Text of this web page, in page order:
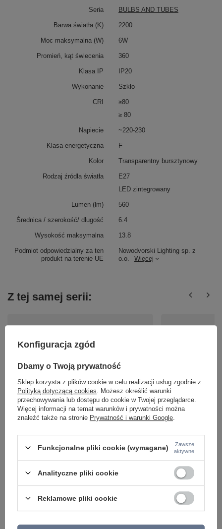
Podmiot odpowiedzialny za ten
produkt na terenie UE
Nowodvorski Lighting sp. z
o.o.
Więcej
Seria BULBS AND TUBES
Barwa światła (K) 2200
Moc maksymalna (W) 6W
Promień, kąt świecenia 360
Klasa IP IP20
Wykonanie Szkło
CRI
≥80
≥ 80
Napiecie ~220-230
Klasa energetyczna F
Kolor Transparentny bursztynowy
Rodzaj źródła światła
E27
LED zintegrowany
Lumen (lm) 560
Średnica / szerokość/ długość 6.4
Wysokość maksymalna 13.8
Z tej samej serii:
Żarówka czarna neutralna REFLECTOR LED GU10
R50 7W 4000K Nowodvorski 8347
15,90 zł / szt.
Żarówka BULB LED
7503
19,90 zł
Konfiguracja zgód
Dbamy o Twoją prywatność
Sklep korzysta z plików cookie w celu realizacji usług zgodnie z
Polityką dotyczącą cookies . Możesz określić warunki
przechowywania lub dostępu do cookie w Twojej przeglądarce.
Więcej informacji na temat warunków i prywatności można
znaleźć także na stronie Prywatność i warunki Google
Funkcjonalne pliki cookie (wymagane)
Zawsze
aktywne
Analityczne pliki cookie
Reklamowe pliki cookie